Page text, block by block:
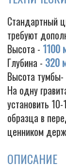
Стандартный
требуют
Высота - 1100
Глубина - 320
Высота тумбы-
На одну
установить
образца в
ценником
ОПИСАНИЕ